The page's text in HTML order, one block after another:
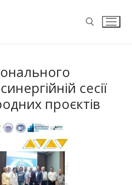
сесії
проєктів